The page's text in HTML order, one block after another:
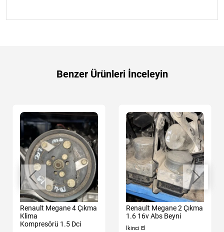
Benzer Ürünleri İnceleyin
Renault Megane 4 Çıkma
Klima
Kompresörü 1.5 Dci
Renault Megane 2 Çıkma
1.6 16v Abs Beyni
İkinci El